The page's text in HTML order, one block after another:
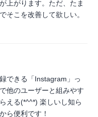
上がります。ただ、たま
そこを改善して欲しい。
できる「Instagram」っ
他のユーザーと組みやす
える(*^^*) 楽しいし知ら
ら便利です！